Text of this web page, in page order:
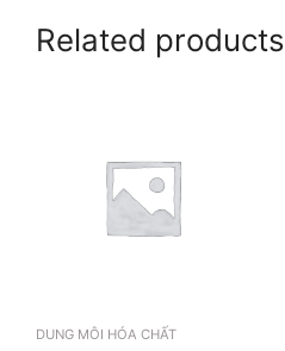
Related products
DUNG MÔI HÓA CHẤT